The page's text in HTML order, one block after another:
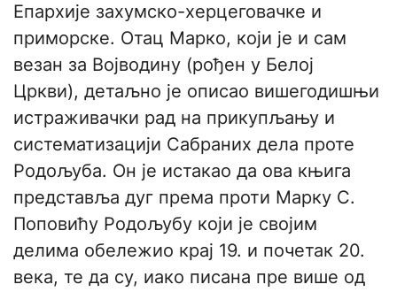
Епархије захумско-херцеговачке и
приморске. Отац Марко, који је и сам
везан за Војводину (рођен у Белој
Цркви), детаљно је описао вишегодишњи
истраживачки рад на прикупљању и
систематизацији Сабраних дела проте
Родољуба. Он је истакао да ова књига
представља дуг према проти Марку С.
Поповићу Родољубу који је својим
делима обележио крај 19. и почетак 20.
века, те да су, иако писана пре више од